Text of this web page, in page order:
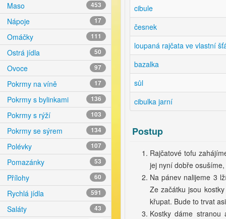
Maso 453
Nápoje 17
Omáčky 111
Ostrá jídla 50
Ovoce 97
Pokrmy na víně 17
Pokrmy s bylinkami 136
Pokrmy s rýží 103
Pokrmy se sýrem 134
Polévky 107
Pomazánky 53
Přílohy 60
Rychlá jídla 591
Saláty 43
cibule
česnek
loupaná rajčata ve vlastní
bazalka
sůl
cibulka jarní
Postup
Rajčatové tofu
jej nyní dobře
Na pánev nalijeme 3
Ze začátku jsou
křupat. Bude to trvat
Kostky dáme